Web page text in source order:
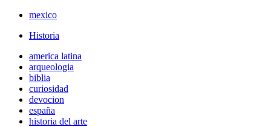
mexico
Historia
america latina
arqueologia
biblia
curiosidad
devocion
españa
historia del arte